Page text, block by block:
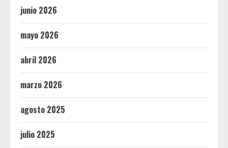
junio 2026
mayo 2026
abril 2026
marzo 2026
agosto 2025
julio 2025